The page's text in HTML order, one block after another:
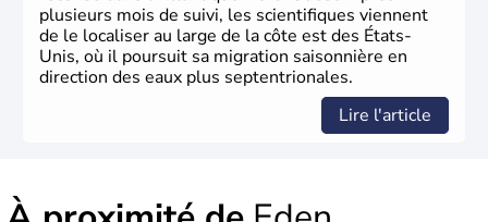
plusieurs mois de suivi, les scientifiques viennent
de le localiser au large de la côte est des États-
Unis, où il poursuit sa migration saisonnière en
direction des eaux plus septentrionales.
Lire l'article